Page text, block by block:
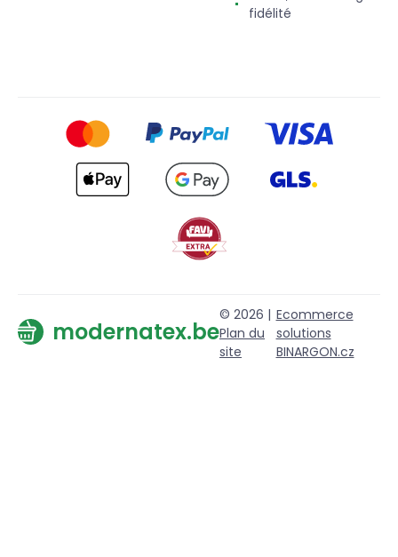
fidélité
modernatex.be
© 2026 |
Plan du
site
Ecommerce
solutions
BINARGON.cz